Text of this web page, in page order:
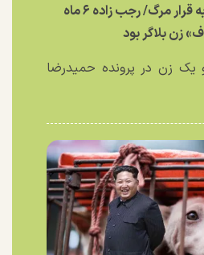
طعمه کشاندن مداح به قرار مرگ/ رجب زاده ۶ ماه
زن بلاگر بود
۵ مرد و یک زن در پرونده حمیدرضا